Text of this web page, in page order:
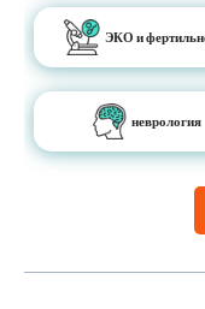
ЭКО и
неврология